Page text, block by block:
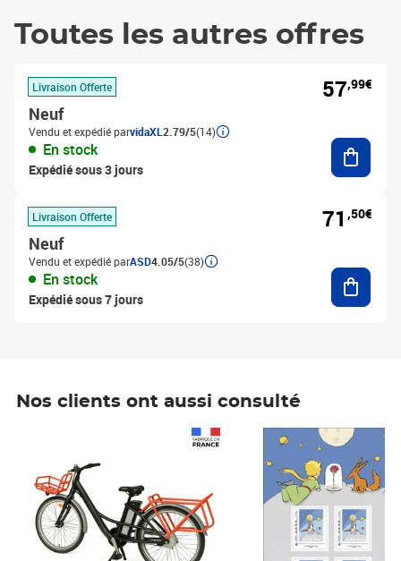
Toutes les autres offres
Livraison Offerte
Neuf
Vendu et expédié parvidaXL 2.79/5(14)
En stock
Expédié sous 3 jours
57,99€
Livraison Offerte
Neuf
Vendu et expédié parASD4.05/5(38)
En stock
Expédié sous 7 jours
71 ,50€
Nos clients ont aussi consulté
Prix 7,50€